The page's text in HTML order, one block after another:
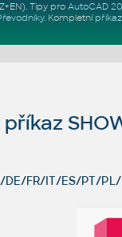
. Tipy pro AutoCAD
. Kompletní
DE/FR/IT/ES/PT/PL/